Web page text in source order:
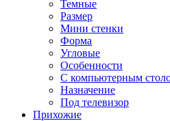
Темные
Размер
Мини стенки
Форма
Угловые
Особенности
С компьютерным
Назначение
Под телевизор
Прихожие